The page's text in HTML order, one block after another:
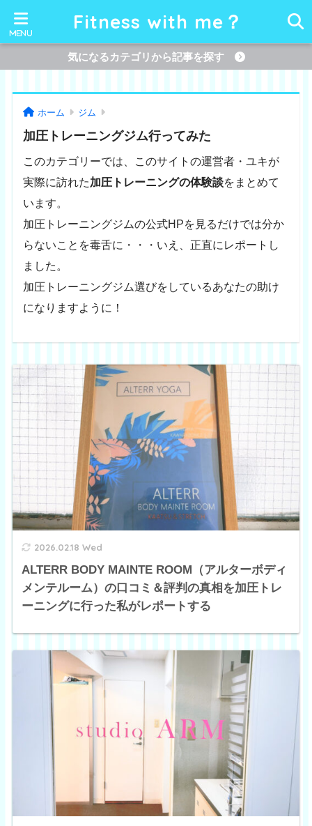
Fitness with me？
気になるカテゴリから記事を探す
ホーム ジム
加圧トレーニングジム行ってみた
このカテゴリーでは、このサイトの運営者・ユキが
実際に訪れた加圧トレーニングの体験談をまとめて
います。
加圧トレーニングジムの公式HPを見るだけでは分か
らないことを毒舌に・・・いえ、正直にレポートし
ました。
加圧トレーニングジム選びをしているあなたの助け
になりますように！
2026.02.18 Wed
ALTERR BODY MAINTE ROOM（アルターボディ
メンテルーム）の口コミ＆評判の真相を加圧トレ
ーニングに行った私がレポートする